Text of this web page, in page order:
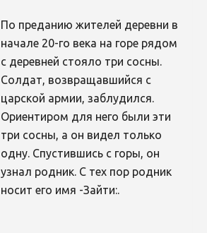
По преданию жителей деревни в
начале 20-го века на горе рядом
с деревней стояло три сосны.
Солдат, возвращавшийся с
царской aрмии, заблудился.
Ориентиром для него были эти
три сосны, а он видел только
одну. Спустившись с горы, он
узнал родник. С тех пор родник
носит его имя -Зайти:.